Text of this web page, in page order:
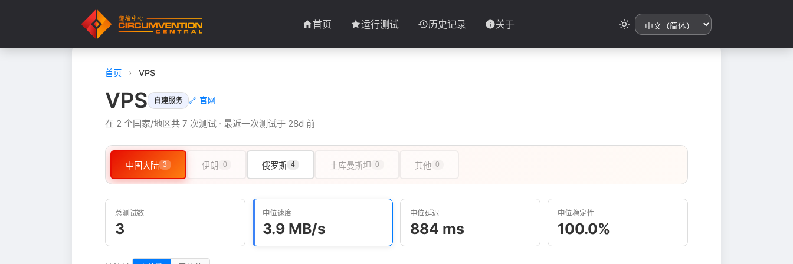
首页 运行测试 历史记录 关于
首页 › VPS
VPS 自建服务 🔗 官网
在 2 个国家/地区共 7 次测试 · 最近一次测试于 28d 前
中国大陆 3 伊朗 0 俄罗斯 4 土库曼斯坦 0 其他 0
总测试数
3
中位速度
3.9 MB/s
中位延迟
884 ms
中位稳定性
100.0%